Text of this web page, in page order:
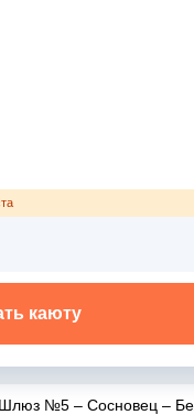
каюту
Шлюз №5 – Сосновец –